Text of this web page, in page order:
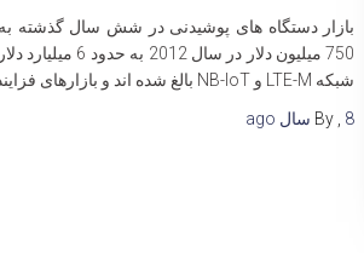
بازار دستگاه های پوشیدنی در شش سال گذشته
750 میلیون دلار
شبکه LTE-M و NB-IoT بالغ شده اند و بازارهای فزاینده ای بیشتر از IoT
By
8 سال